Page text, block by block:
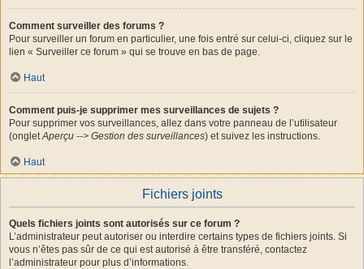
Comment surveiller des forums ?
Pour surveiller un forum en particulier, une fois entré sur celui-ci, cliquez sur le
lien « Surveiller ce forum » qui se trouve en bas de page.
Haut
Comment puis-je supprimer mes surveillances de sujets ?
Pour supprimer vos surveillances, allez dans votre panneau de l’utilisateur
(ongletAperçu --> Gestion des surveillances) et suivez les instructions.
Haut
Fichiers joints
Quels fichiers joints sont autorisés sur ce forum ?
L’administrateur peut autoriser ou interdire certains types de fichiers joints. Si
vous n’êtes pas sûr de ce qui est autorisé à être transféré, contactez
l’administrateur pour plus d’informations.